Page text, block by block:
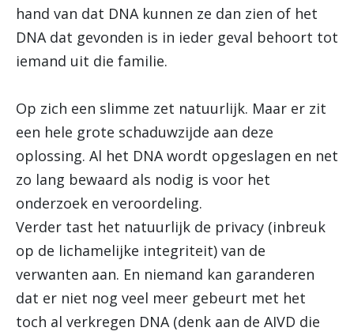
hand van dat DNA kunnen ze dan zien of het
DNA dat gevonden is in ieder geval behoort tot
iemand uit die familie.
Op zich een slimme zet natuurlijk. Maar er zit
een hele grote schaduwzijde aan deze
oplossing. Al het DNA wordt opgeslagen en net
zo lang bewaard als nodig is voor het
onderzoek en veroordeling.
Verder tast het natuurlijk de privacy (inbreuk
op de lichamelijke integriteit) van de
verwanten aan. En niemand kan garanderen
dat er niet nog veel meer gebeurt met het
toch al verkregen DNA (denk aan de AIVD die